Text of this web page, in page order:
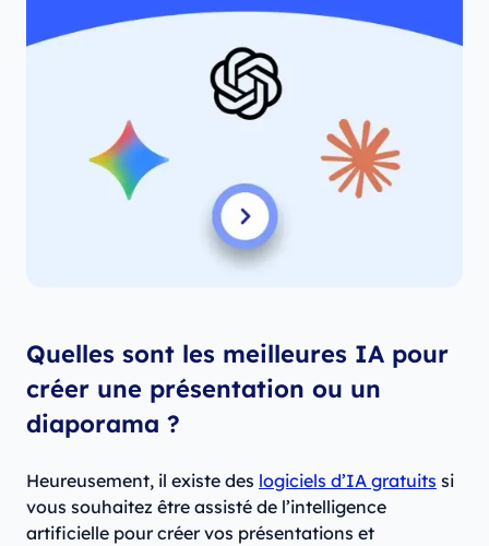
Quelles sont les meilleures IA pour
créer une présentation ou un
diaporama ?
Heureusement, il existe des logiciels d’IA gratuits si
vous souhaitez être assisté de l’intelligence
artificielle pour créer vos présentations et